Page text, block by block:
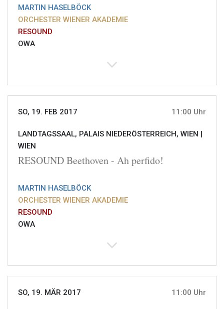
MARTIN HASELBÖCK
ORCHESTER WIENER AKADEMIE
RESOUND
OWA
SO, 19. FEB 2017 11:00 Uhr
LANDTAGSSAAL, PALAIS NIEDERÖSTERREICH, WIEN |
WIEN
RESOUND Beethoven - Ah perfido!
MARTIN HASELBÖCK
ORCHESTER WIENER AKADEMIE
RESOUND
OWA
SO, 19. MÄR 2017 11:00 Uhr